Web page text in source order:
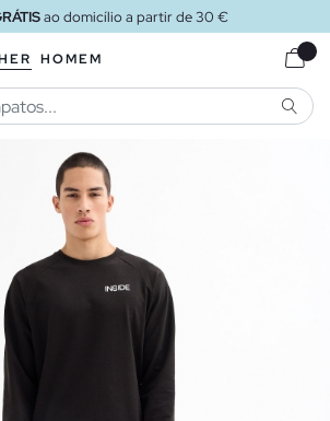
ao domicílio a partir de 30 €
HOMEM